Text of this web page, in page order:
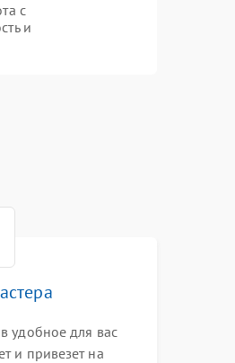
с
и
удобное для вас
и привезет на